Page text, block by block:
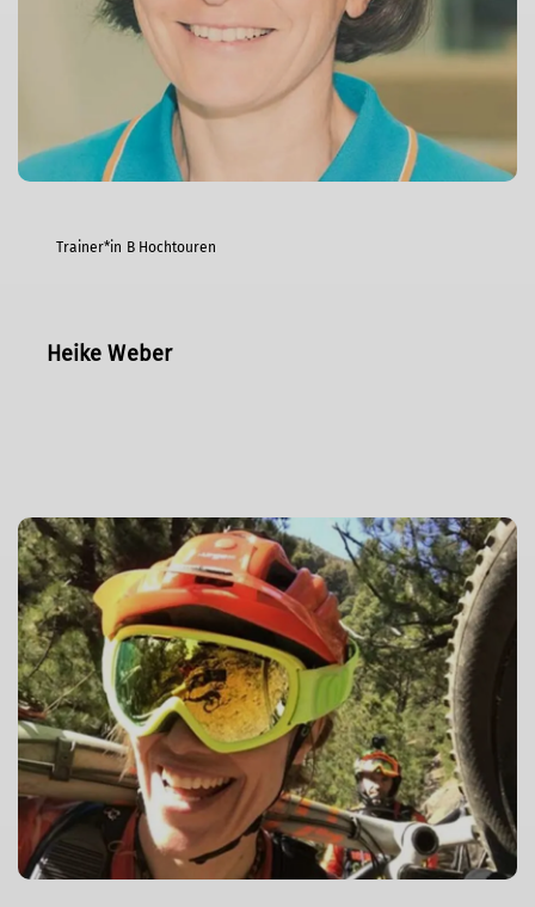
Trainer*in B Hochtouren
Heike Weber